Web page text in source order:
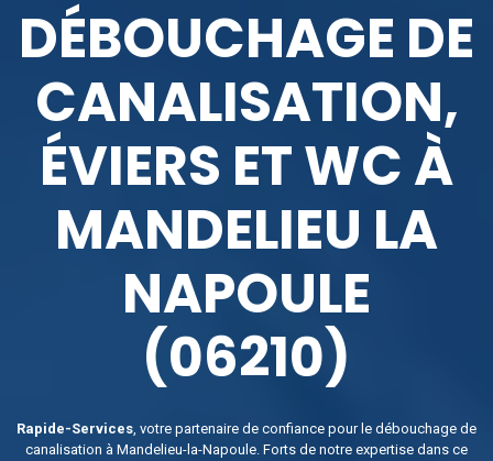
DÉBOUCHAGE DE
CANALISATION,
ÉVIERS ET WC À
MANDELIEU LA
NAPOULE
(06210)
Rapide-Services, votre partenaire de confiance pour le débouchage de
canalisation à Mandelieu-la-Napoule. Forts de notre expertise dans ce